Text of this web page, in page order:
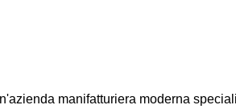
manifatturiera moderna